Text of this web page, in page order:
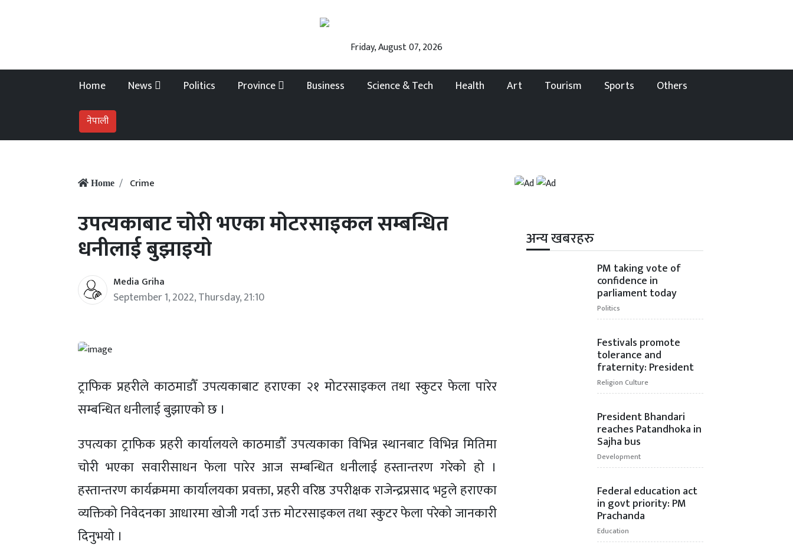
Friday, August 07, 2026
Home News Politics Province Business Science & Tech Health Art Tourism Sports Others
नेपाली
Home Crime
उपत्यकाबाट चोरी भएका मोटरसाइकल सम्बन्धित
धनीलाई बुझाइयो
Media Griha
September 1, 2022, Thursday, 21:10
ट्राफिक प्रहरीले काठमाडौँ उपत्यकाबाट हराएका २१ मोटरसाइकल तथा स्कुटर फेला पारेर
सम्बन्धित धनीलाई बुझाएको छ ।
उपत्यका ट्राफिक प्रहरी कार्यालयले काठमाडौँ उपत्यकाका विभिन्न स्थानबाट विभिन्न मितिमा
चोरी भएका सवारीसाधन फेला पारेर आज सम्बन्धित धनीलाई हस्तान्तरण गरेको हो ।
हस्तान्तरण कार्यक्रममा कार्यालयका प्रवक्ता, प्रहरी वरिष्ठ उपरीक्षक राजेन्द्रप्रसाद भट्टले हराएका
व्यक्तिको निवेदनका आधारमा खोजी गर्दा उक्त मोटरसाइकल तथा स्कुटर फेला परेको जानकारी
दिनुभयो ।
अन्य खबरहरु
PM taking vote of
confidence in
parliament today
Politics
Festivals promote
tolerance and
fraternity: President
Religion Culture
President Bhandari
reaches Patandhoka in
Sajha bus
Development
Federal education act
in govt priority: PM
Prachanda
Education